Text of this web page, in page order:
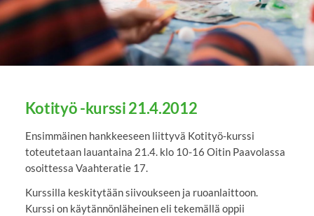
Kotityö -kurssi 21.4.2012
Ensimmäinen hankkeeseen liittyvä Kotityö-kurssi
toteutetaan lauantaina 21.4. klo 10-16 Oitin Paavolassa
osoittessa Vaahteratie 17.
Kurssilla keskitytään siivoukseen ja ruoanlaittoon.
Kurssi on käytännönläheinen eli tekemällä oppii